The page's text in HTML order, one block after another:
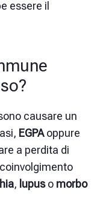
essere il
causare un
EGPAoppure
a perdita di
, lupus o morbo